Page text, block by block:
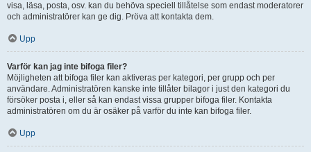
visa, läsa, posta, osv. kan du behöva speciell tillåtelse som endast moderatorer
och administratörer kan ge dig. Pröva att kontakta dem.
Upp
Varför kan jag inte bifoga filer?
Möjligheten att bifoga filer kan aktiveras per kategori, per grupp och per
användare. Administratören kanske inte tillåter bilagor i just den kategori du
försöker posta i, eller så kan endast vissa grupper bifoga filer. Kontakta
administratören om du är osäker på varför du inte kan bifoga filer.
Upp